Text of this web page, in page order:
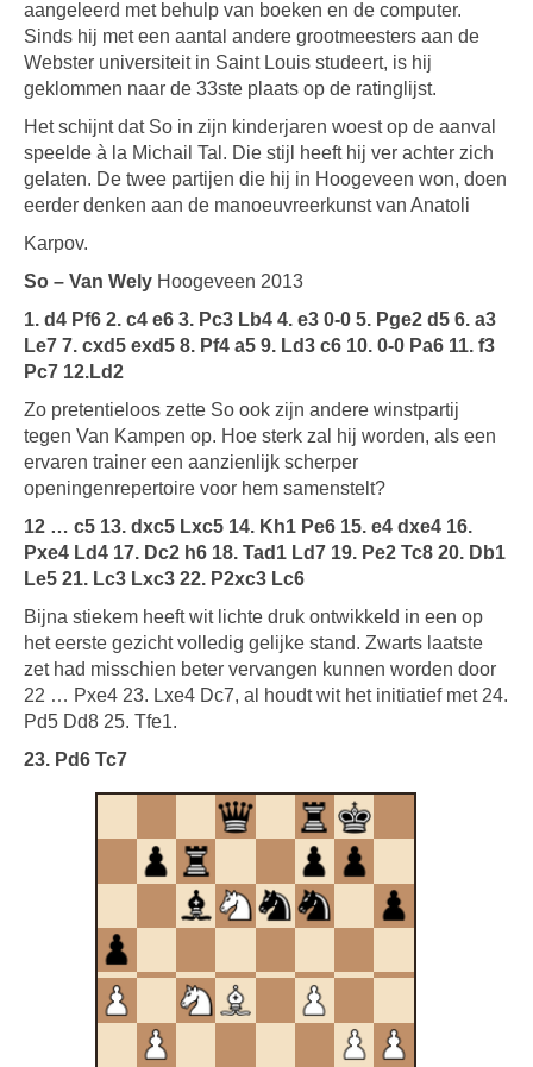
aangeleerd met behulp van boeken en de computer.
Sinds hij met een aantal andere grootmeesters aan de
Webster universiteit in Saint Louis studeert, is hij
geklommen naar de 33ste plaats op de ratinglijst.
Het schijnt dat So in zijn kinderjaren woest op de aanval
speelde à la Michail Tal. Die stijl heeft hij ver achter zich
gelaten. De twee partijen die hij in Hoogeveen won, doen
eerder denken aan de manoeuvreerkunst van Anatoli
Karpov.
So – Van Wely Hoogeveen 2013
1. d4 Pf6 2. c4 e6 3. Pc3 Lb4 4. e3 0-0 5. Pge2 d5 6. a3
Le7 7. cxd5 exd5 8. Pf4 a5 9. Ld3 c6 10. 0-0 Pa6 11. f3
Pc7 12.Ld2
Zo pretentieloos zette So ook zijn andere winstpartij
tegen Van Kampen op. Hoe sterk zal hij worden, als een
ervaren trainer een aanzienlijk scherper
openingenrepertoire voor hem samenstelt?
12 … c5 13. dxc5 Lxc5 14. Kh1 Pe6 15. e4 dxe4 16.
Pxe4 Ld4 17. Dc2 h6 18. Tad1 Ld7 19. Pe2 Tc8 20. Db1
Le5 21. Lc3 Lxc3 22. P2xc3 Lc6
Bijna stiekem heeft wit lichte druk ontwikkeld in een op
het eerste gezicht volledig gelijke stand. Zwarts laatste
zet had misschien beter vervangen kunnen worden door
22 … Pxe4 23. Lxe4 Dc7, al houdt wit het initiatief met 24.
Pd5 Dd8 25. Tfe1.
23. Pd6 Tc7